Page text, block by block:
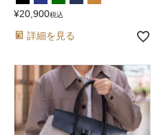
¥20,900税込
詳細を見る